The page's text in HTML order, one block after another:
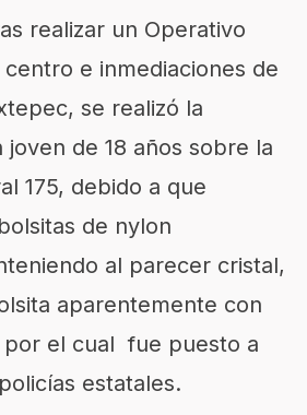
realizar un Operativo
centro e inmediaciones de
se realizó la
de 18 años sobre la
175, debido a que
de nylon
al parecer cristal,
aparentemente con
por el cual fue puesto a
estatales.